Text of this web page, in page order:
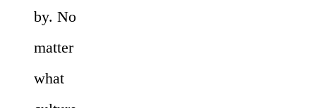
by. No
matter
what